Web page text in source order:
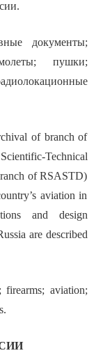
документы;
пушки;
of branch of
Technical
of RSASTD)
aviation in
and design
are described
firearms; aviation;